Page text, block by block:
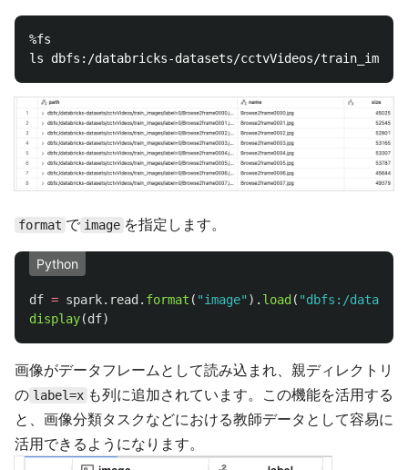
%fs
format で image を指定します。
Python
df = spark. read. format ( "image" ). load( "dbfs:/
display(df)
画像がデータフレームとして読み込まれ、親ディレクトリ
の label=x も列に追加されています。この機能を活用する
と、画像分類タスクなどにおける教師データとして容易に
活用できるようになります。